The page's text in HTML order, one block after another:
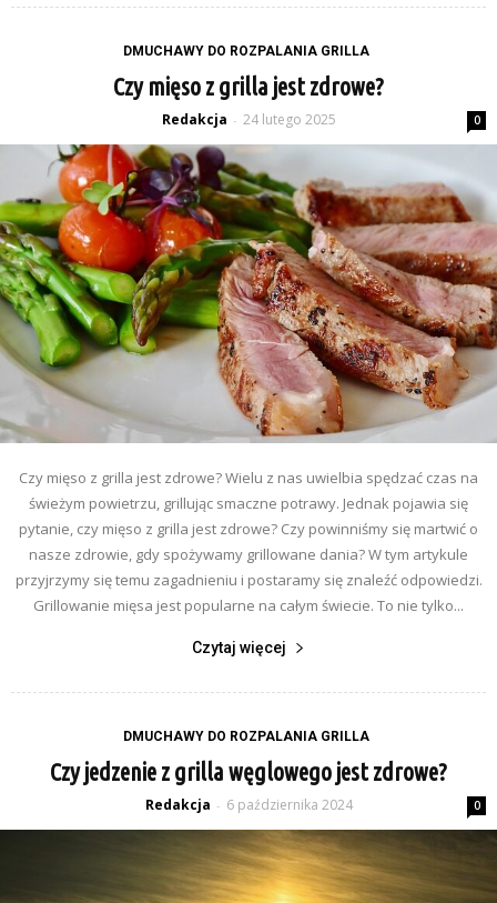
DMUCHAWY DO ROZPALANIA GRILLA
Czy mięso z grilla jest zdrowe?
Redakcja - 24 lutego 2025 0
Czy mięso z grilla jest zdrowe? Wielu z nas uwielbia spędzać czas na
świeżym powietrzu, grillując smaczne potrawy. Jednak pojawia się
pytanie, czy mięso z grilla jest zdrowe? Czy powinniśmy się martwić o
nasze zdrowie, gdy spożywamy grillowane dania? W tym artykule
przyjrzymy się temu zagadnieniu i postaramy się znaleźć odpowiedzi.
Grillowanie mięsa jest popularne na całym świecie. To nie tylko...
Czytaj więcej
DMUCHAWY DO ROZPALANIA GRILLA
Czy jedzenie z grilla węglowego jest zdrowe?
Redakcja - 6 października 2024 0